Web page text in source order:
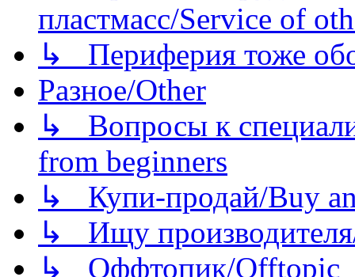
пластмасс/Service of
↳ Периферия тоже
Разное/Other
↳ Вопросы к
from beginners
↳ Купи-продай/Buy
↳ Ищу
↳ Оффтопик/Offtopic